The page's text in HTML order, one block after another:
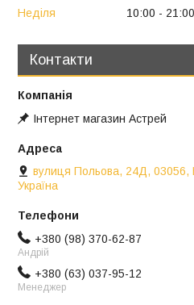
Неділя
10:00 21:00
Контакти
Інтернет магазин Астрей
вулиця Польова, 24Д, 03056,
Україна
+380 (98) 370-62-87
Андрій
+380 (63) 037-95-12
Менеджер